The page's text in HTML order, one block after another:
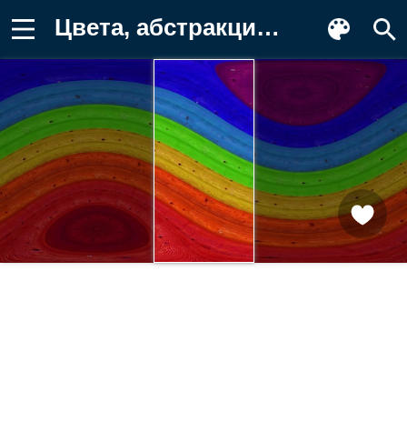
Цвета, абстракция, волны, радужный Фон для телефона